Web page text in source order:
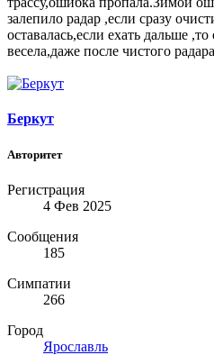
залепило радар ,если сразу
оставалась,если ехать дальше
весела,даже после чистого
Беркут
Авторитет
Регистрация
4 Фев 2025
Сообщения
185
Симпатии
266
Город
Ярославль